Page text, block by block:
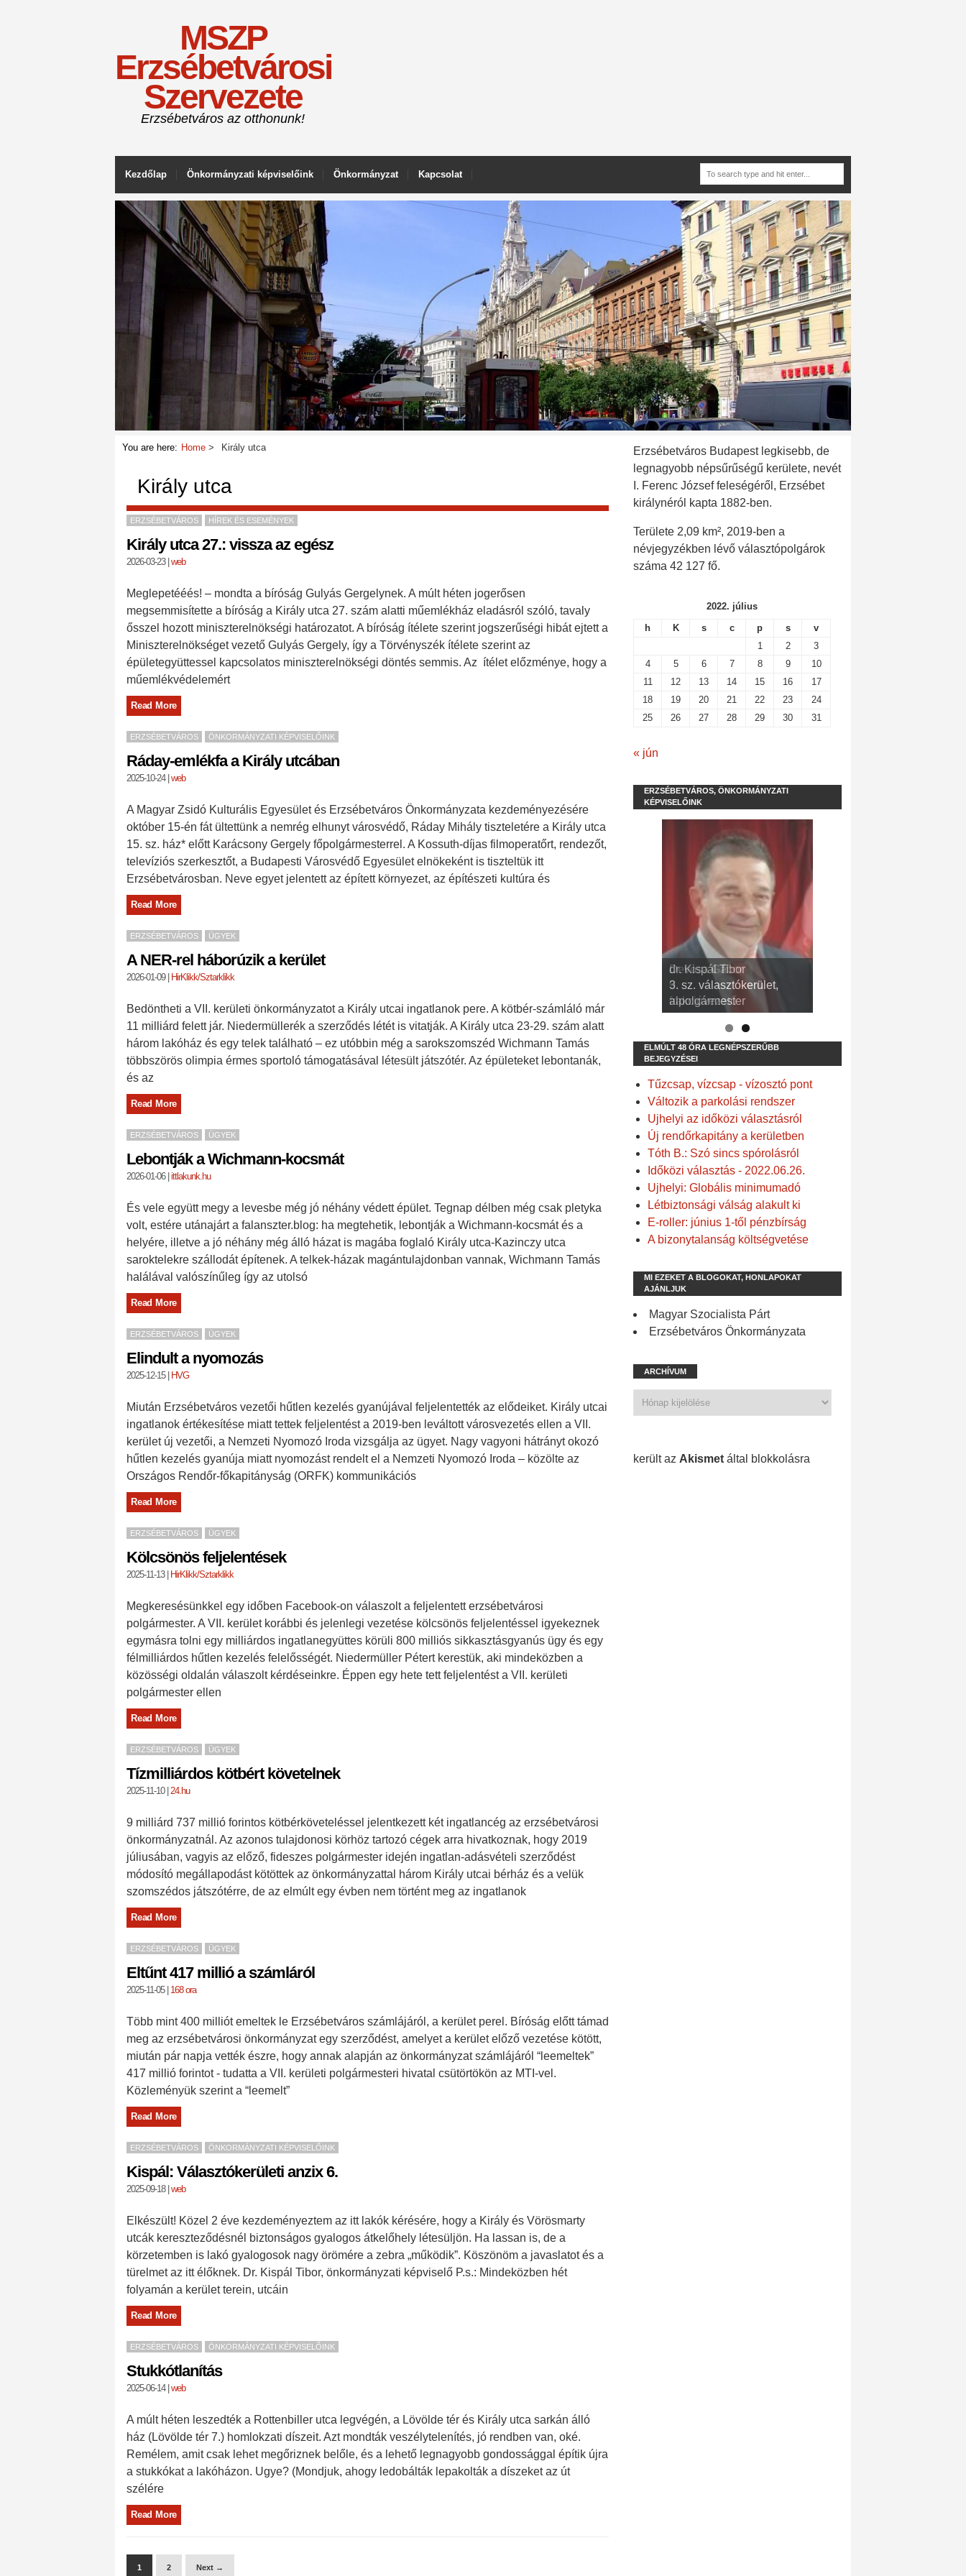
MSZP
Erzsébetvárosi
Szervezete
Erzsébetváros az otthonunk!
Kezdőlap Önkormányzati képviselőink Önkormányzat Kapcsolat
You are here: Home Király utca
Király utca
ERZSÉBETVÁROS HÍREK ÉS ESEMÉNYEK
Király utca 27.: vissza az egész
2026-03-23| web
Meglepetééés! – mondta a bíróság Gulyás Gergelynek. A múlt héten jogerősen
megsemmisítette a bíróság a Király utca 27. szám alatti műemlékház eladásról szóló, tavaly
ősszel hozott miniszterelnökségi határozatot. A bíróság ítélete szerint jogszerűségi hibát ejtett a
Miniszterelnökséget vezető Gulyás Gergely, így a Törvényszék ítélete szerint az
épületegyüttessel kapcsolatos miniszterelnökségi döntés semmis. Az ítélet előzménye, hogy a
műemlékvédelemért
Read More
ERZSÉBETVÁROS ÖNKORMÁNYZATI KÉPVISELŐINK
Ráday-emlékfa a Király utcában
2025-10-24| web
A Magyar Zsidó Kulturális Egyesület és Erzsébetváros Önkormányzata kezdeményezésére
október 15-én fát ültettünk a nemrég elhunyt városvédő, Ráday Mihály tiszteletére a Király utca
15. sz. ház* előtt Karácsony Gergely főpolgármesterrel. A Kossuth-díjas filmoperatőrt, rendezőt,
televíziós szerkesztőt, a Budapesti Városvédő Egyesület elnökeként is tiszteltük itt
Erzsébetvárosban. Neve egyet jelentett az épített környezet, az építészeti kultúra és
Read More
ERZSÉBETVÁROS ÜGYEK
A NER-rel háborúzik a kerület
2026-01-09| HirKlikk/Sztarklikk
Bedöntheti a VII. kerületi önkormányzatot a Király utcai ingatlanok pere. A kötbér-számláló már
11 milliárd felett jár. Niedermüllerék a szerződés létét is vitatják. A Király utca 23-29. szám alatt
három lakóház és egy telek található – ez utóbbin még a sarokszomszéd Wichmann Tamás
többszörös olimpia érmes sportoló támogatásával létesült játszótér. Az épületeket lebontanák,
és az
Read More
ERZSÉBETVÁROS ÜGYEK
Lebontják a Wichmann-kocsmát
2026-01-06| ittlakunk.hu
És vele együtt megy a levesbe még jó néhány védett épület. Tegnap délben még csak pletyka
volt, estére utánajárt a falanszter.blog: ha megtehetik, lebontják a Wichmann-kocsmát és a
helyére, illetve a jó néhány még álló házat is magába foglaló Király utca-Kazinczy utca
saroktelekre szállodát építenek. A telkek-házak magántulajdonban vannak, Wichmann Tamás
halálával valószínűleg így az utolsó
Read More
ERZSÉBETVÁROS ÜGYEK
Elindult a nyomozás
2025-12-15| HVG
Miután Erzsébetváros vezetői hűtlen kezelés gyanújával feljelentették az elődeiket. Király utcai
ingatlanok értékesítése miatt tettek feljelentést a 2019-ben leváltott városvezetés ellen a VII.
kerület új vezetői, a Nemzeti Nyomozó Iroda vizsgálja az ügyet. Nagy vagyoni hátrányt okozó
hűtlen kezelés gyanúja miatt nyomozást rendelt el a Nemzeti Nyomozó Iroda – közölte az
Országos Rendőr-főkapitányság (ORFK) kommunikációs
Read More
ERZSÉBETVÁROS ÜGYEK
Kölcsönös feljelentések
2025-11-13| HirKlikk/Sztarklikk
Megkeresésünkkel egy időben Facebook-on válaszolt a feljelentett erzsébetvárosi
polgármester. A VII. kerület korábbi és jelenlegi vezetése kölcsönös feljelentéssel igyekeznek
egymásra tolni egy milliárdos ingatlanegyüttes körüli 800 milliós sikkasztásgyanús ügy és egy
félmilliárdos hűtlen kezelés felelősségét. Niedermüller Pétert kerestük, aki mindeközben a
közösségi oldalán válaszolt kérdéseinkre. Éppen egy hete tett feljelentést a VII. kerületi
polgármester ellen
Read More
ERZSÉBETVÁROS ÜGYEK
Tízmilliárdos kötbért követelnek
2025-11-10| 24.hu
9 milliárd 737 millió forintos kötbérköveteléssel jelentkezett két ingatlancég az erzsébetvárosi
önkormányzatnál. Az azonos tulajdonosi körhöz tartozó cégek arra hivatkoznak, hogy 2019
júliusában, vagyis az előző, fideszes polgármester idején ingatlan-adásvételi szerződést
módosító megállapodást kötöttek az önkormányzattal három Király utcai bérház és a velük
szomszédos játszótérre, de az elmúlt egy évben nem történt meg az ingatlanok
Read More
ERZSÉBETVÁROS ÜGYEK
Eltűnt 417 millió a számláról
2025-11-05| 168 ora
Több mint 400 milliót emeltek le Erzsébetváros számlájáról, a kerület perel. Bíróság előtt támad
meg az erzsébetvárosi önkormányzat egy szerződést, amelyet a kerület előző vezetése kötött,
miután pár napja vették észre, hogy annak alapján az önkormányzat számlájáról “leemeltek”
417 millió forintot - tudatta a VII. kerületi polgármesteri hivatal csütörtökön az MTI-vel.
Közleményük szerint a “leemelt”
Read More
ERZSÉBETVÁROS ÖNKORMÁNYZATI KÉPVISELŐINK
Kispál: Választókerületi anzix 6.
2025-09-18| web
Elkészült! Közel 2 éve kezdeményeztem az itt lakók kérésére, hogy a Király és Vörösmarty
utcák kereszteződésnél biztonságos gyalogos átkelőhely létesüljön. Ha lassan is, de a
körzetemben is lakó gyalogosok nagy örömére a zebra „működik”. Köszönöm a javaslatot és a
türelmet az itt élőknek. Dr. Kispál Tibor, önkormányzati képviselő P.s.: Mindeközben hét
folyamán a kerület terein, utcáin
Read More
ERZSÉBETVÁROS ÖNKORMÁNYZATI KÉPVISELŐINK
Stukkótlanítás
2025-06-14| web
A múlt héten leszedték a Rottenbiller utca legvégén, a Lövölde tér és Király utca sarkán álló
ház (Lövölde tér 7.) homlokzati díszeit. Azt mondták veszélytelenítés, jó rendben van, oké.
Remélem, amit csak lehet megőriznek belőle, és a lehető legnagyobb gondossággal építik újra
a stukkókat a lakóházon. Ugye? (Mondjuk, ahogy ledobálták lepakolták a díszeket az út
szélére
Read More
1 2 Next →
Erzsébetváros Budapest legkisebb, de
legnagyobb népsűrűségű kerülete, nevét
I. Ferenc József feleségéről, Erzsébet
királynéról kapta 1882-ben.
Területe 2,09 km², 2019-ben a
névjegyzékben lévő választópolgárok
száma 42 127 fő.
2022. július
h
K s c p s
v
1
2
3
4
5 6 7 8 9
10
11
12 13 14 15 16
17
18
19 20 21 22 23
24
25
26 27 28 29 30 31
« jún
ERZSÉBETVÁROS, ÖNKORMÁNYZATI
KÉPVISELŐINK
dr. Kispál Tibor
3. sz. választókerület,
alpolgármester
Devosa Gábor
9. sz. választókerület,
frakcióvezető
ELMÚLT 48 ÓRA LEGNÉPSZERŰBB
BEJEGYZÉSEI
Tűzcsap, vízcsap - vízosztó pont
Változik a parkolási rendszer
Ujhelyi az időközi választásról
Új rendőrkapitány a kerületben
Tóth B.: Szó sincs spórolásról
Időközi választás - 2022.06.26.
Ujhelyi: Globális minimumadó
Létbiztonsági válság alakult ki
E-roller: június 1-től pénzbírság
A bizonytalanság költségvetése
MI EZEKET A BLOGOKAT, HONLAPOKAT
AJÁNLJUK
Magyar Szocialista Párt
Erzsébetváros Önkormányzata
ARCHÍVUM
került az Akismet által blokkolásra